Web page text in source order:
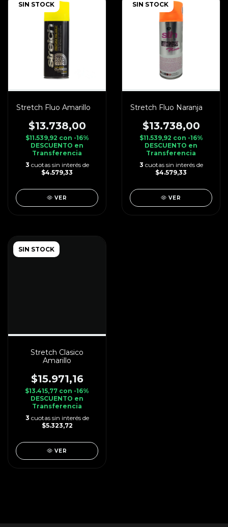
SIN STOCK
Stretch Fluo Amarillo
$13.738,00
$11.539,92 con -16%
DESCUENTO en
Transferencia
3 cuotas sin interés de
$4.579,33
VER
SIN STOCK
Stretch Fluo Naranja
$13.738,00
$11.539,92 con -16%
DESCUENTO en
Transferencia
3 cuotas sin interés de
$4.579,33
VER
SIN STOCK
Stretch Clasico
Amarillo
$15.971,16
$13.415,77 con -16%
DESCUENTO en
Transferencia
3 cuotas sin interés de
$5.323,72
VER